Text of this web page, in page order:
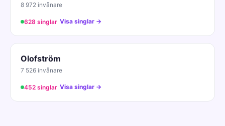
8 972 invånare
628 singlar Visa singlar →
Olofström
7 526 invånare
452 singlar Visa singlar →